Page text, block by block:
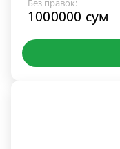
Без правок:
1000000 сум